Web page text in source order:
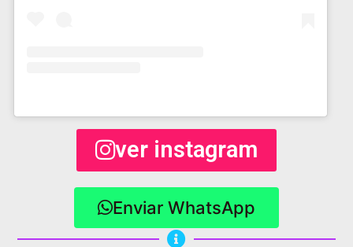
ver instagram
Enviar WhatsApp